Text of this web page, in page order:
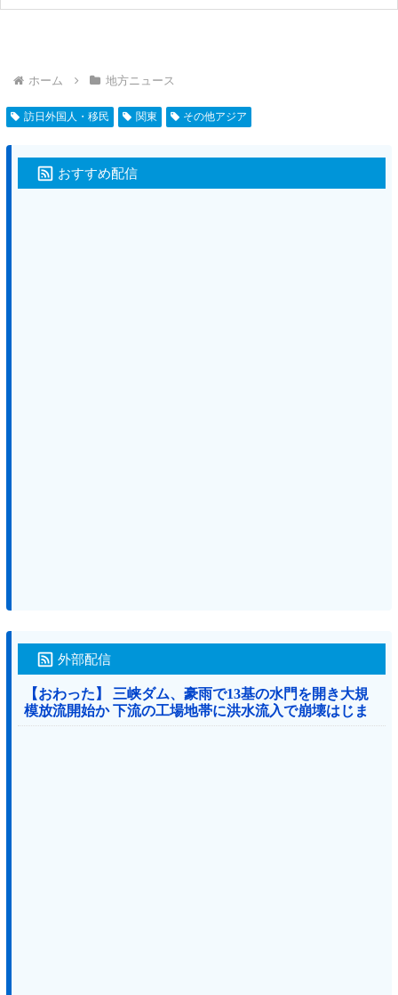
ホーム 地方ニュース
訪日外国人・移民 関東 その他アジア
おすすめ配信
外部配信
【おわった】 三峡ダム、豪雨で13基の水門を開き大規
模放流開始か 下流の工場地帯に洪水流入で崩壊はじま
る